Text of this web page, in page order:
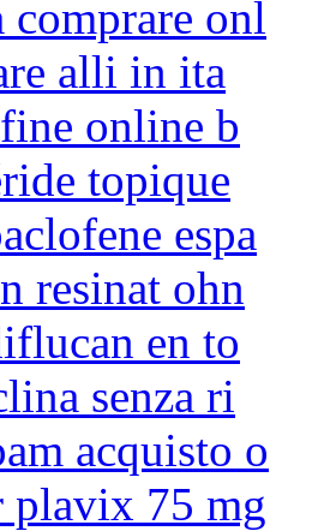
comprare onl
alli in ita
online b
topique
espa
resinat ohn
en to
senza ri
acquisto o
plavix 75 mg